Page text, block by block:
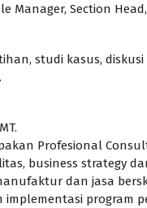
Manager, Section
studi kasus,
Profesional
business strategy
dan jasa
implementasi program